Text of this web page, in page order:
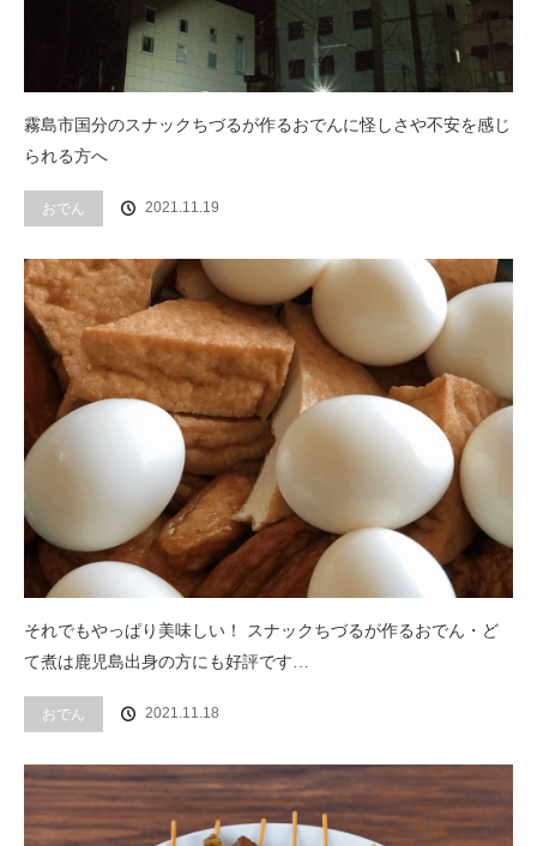
霧島市国分のスナックちづるが作るおでんに怪しさや不安を感じ
られる方へ
おでん 2021.11.19
それでもやっぱり美味しい！ スナックちづるが作るおでん・ど
て煮は鹿児島出身の方にも好評です…
おでん 2021.11.18